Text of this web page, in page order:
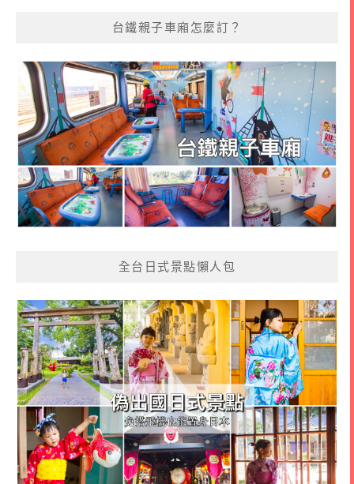
台鐵親子車廂怎麼訂？
全台日式景點懶人包